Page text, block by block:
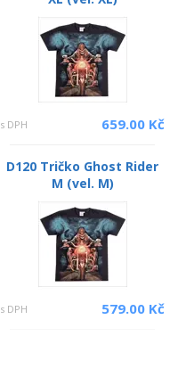
s DPH 659.00 Kč
D120 Tričko Ghost Rider
M (vel. M)
s DPH 579.00 Kč